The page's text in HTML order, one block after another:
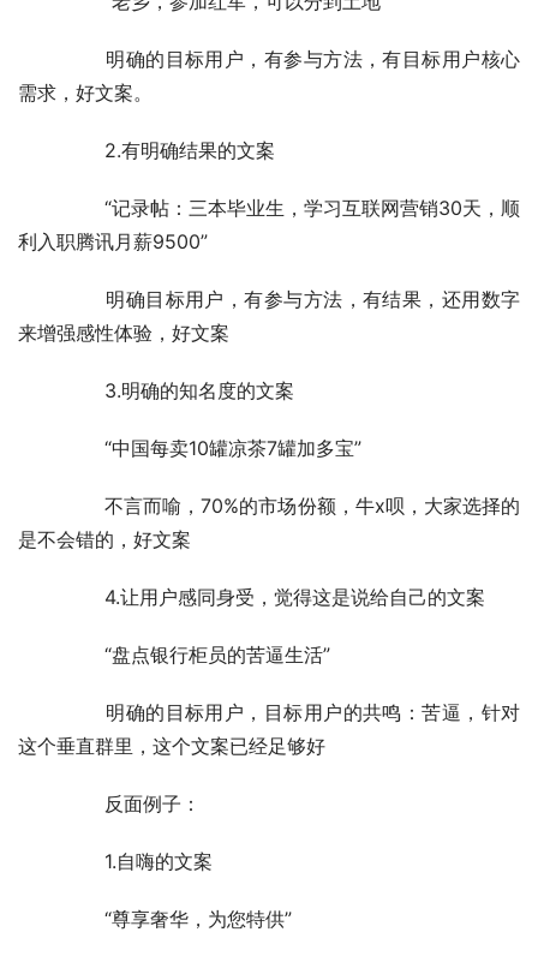
需求，好文案。
	　　2.有明确结果的文案
利入职腾讯月薪9500”
来增强感性体验，好文案
	　　3.明确的知名度的文案
	　　“中国每卖10罐凉茶7罐加多宝”
是不会错的，好文案
	　　4.让用户感同身受，觉得这是说给自己的文案
	　　“盘点银行柜员的苦逼生活”
这个垂直群里，这个文案已经足够好
	　　反面例子：
	　　1.自嗨的文案
	　　“尊享奢华，为您特供”